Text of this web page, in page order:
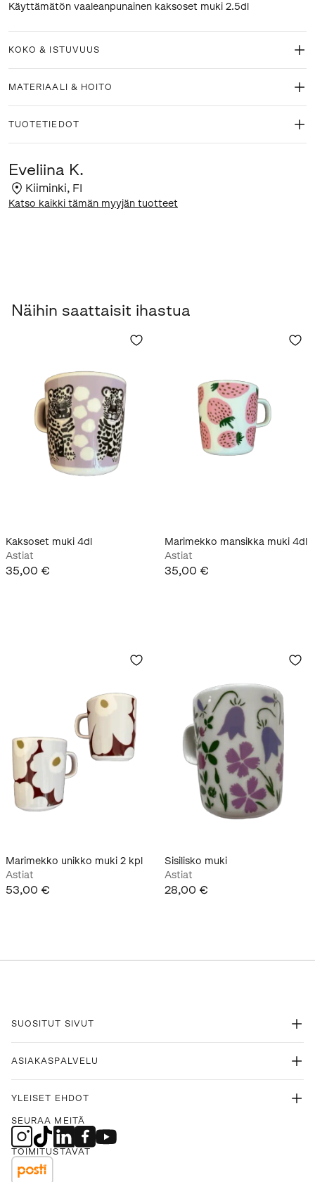
Käyttämätön vaaleanpunainen kaksoset muki 2.5dl
KOKO & ISTUVUUS
MATERIAALI & HOITO
TUOTETIEDOT
Eveliina K.
Kiiminki, FI
Katso kaikki tämän myyjän tuotteet
Näihin saattaisit ihastua
Kaksoset muki 4dl
Astiat
35,00 €
Marimekko mansikka muki 4dl
Astiat
35,00 €
Marimekko unikko muki 2 kpl
Astiat
53,00 €
Sisilisko muki
Astiat
28,00 €
SUOSITUT SIVUT
ASIAKASPALVELU
YLEISET EHDOT
SEURAA MEITÄ
TOIMITUSTAVAT